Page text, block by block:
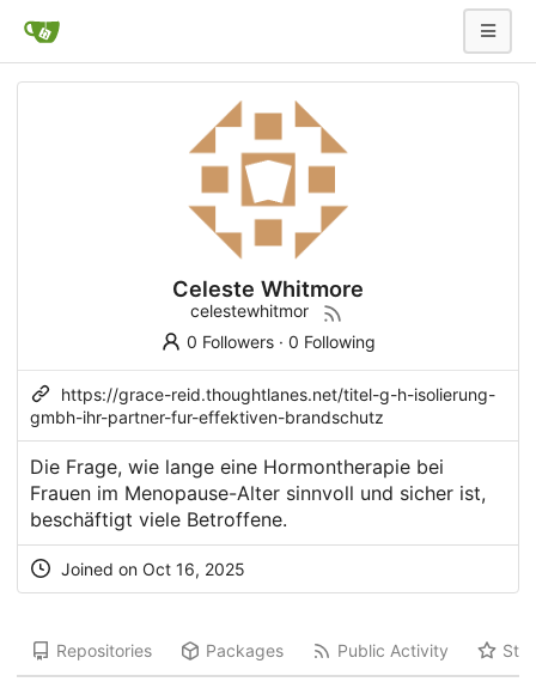
Celeste Whitmore
celestewhitmor
0 Followers· 0 Following
https://grace-reid.thoughtlanes.net/titel-g-h-isolierung-
gmbh-ihr-partner-fur-effektiven-brandschutz
Die Frage, wie lange eine Hormontherapie bei
Frauen im Menopause-Alter sinnvoll und sicher ist,
beschäftigt viele Betroffene.
Joined on Oct 16, 2025
Repositories Packages Public Activity